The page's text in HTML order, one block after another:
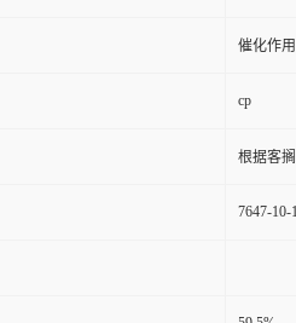
催化作用
cp
根据客
7647-10-